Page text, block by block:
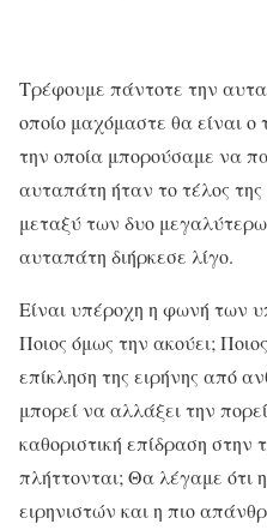
Τρέφουμε πάντοτε την
οποίο μαχόμαστε θα είναι
την οποία μπορούσαμε να
αυταπάτη ήταν το τέλος
μεταξύ των δυο
αυταπάτη διήρκεσε λίγο.
Είναι υπέροχη η φωνή των
Ποιος όμως την ακούει;
επίκληση της ειρήνης από
μπορεί να αλλάξει την
καθοριστική επίδραση
πλήττονται; Θα λέγαμε ότι
ειρηνιστών και η πιο